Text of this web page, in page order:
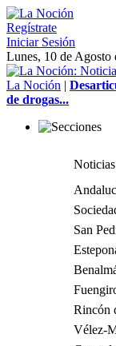
Regístrate
Iniciar Sesión
Lunes, 10 de Agosto
La Noción |
de drogas...
San
Rincón
Vélez-